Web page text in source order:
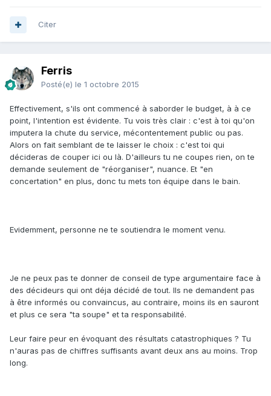
Citer
Ferris
Posté(e) le 1 octobre 2015
Effectivement, s'ils ont commencé à saborder le budget, à à ce
point, l'intention est évidente. Tu vois très clair : c'est à toi qu'on
imputera la chute du service, mécontentement public ou pas.
Alors on fait semblant de te laisser le choix : c'est toi qui
décideras de couper ici ou là. D'ailleurs tu ne coupes rien, on te
demande seulement de "réorganiser", nuance. Et "en
concertation" en plus, donc tu mets ton équipe dans le bain.
Evidemment, personne ne te soutiendra le moment venu.
Je ne peux pas te donner de conseil de type argumentaire face à
des décideurs qui ont déja décidé de tout. Ils ne demandent pas
à être informés ou convaincus, au contraire, moins ils en sauront
et plus ce sera "ta soupe" et ta responsabilité.
Leur faire peur en évoquant des résultats catastrophiques ? Tu
n'auras pas de chiffres suffisants avant deux ans au moins. Trop
long.